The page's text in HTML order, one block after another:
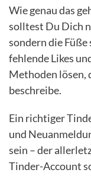
Wie genau das
solltest Du Dich
sondern die
fehlende Likes
Methoden lösen,
beschreibe.
Ein richtiger
und
sein – der
Tinder-Account